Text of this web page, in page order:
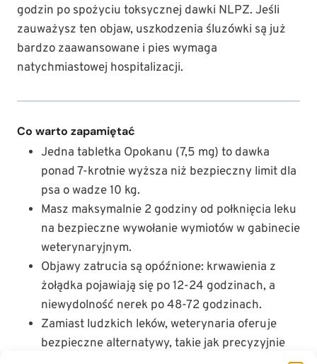
godzin po spożyciu toksycznej dawki NLPZ. Jeśli
zauważysz ten objaw, uszkodzenia śluzówki są już
bardzo zaawansowane i pies wymaga
natychmiastowej hospitalizacji.
Co warto zapamiętać
Jedna tabletka Opokanu (7,5 mg) to dawka
ponad 7-krotnie wyższa niż bezpieczny limit dla
psa o wadze 10 kg.
Masz maksymalnie 2 godziny od połknięcia leku
na bezpieczne wywołanie wymiotów w gabinecie
weterynaryjnym.
Objawy zatrucia są opóźnione: krwawienia z
żołądka pojawiają się po 12-24 godzinach, a
niewydolność nerek po 48-72 godzinach.
Zamiast ludzkich leków, weterynaria oferuje
bezpieczne alternatywy, takie jak precyzyjnie